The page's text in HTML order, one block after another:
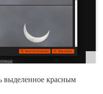
выделенное красным